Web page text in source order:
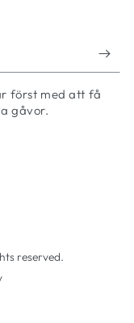
först med att få
gåvor.
reserved.